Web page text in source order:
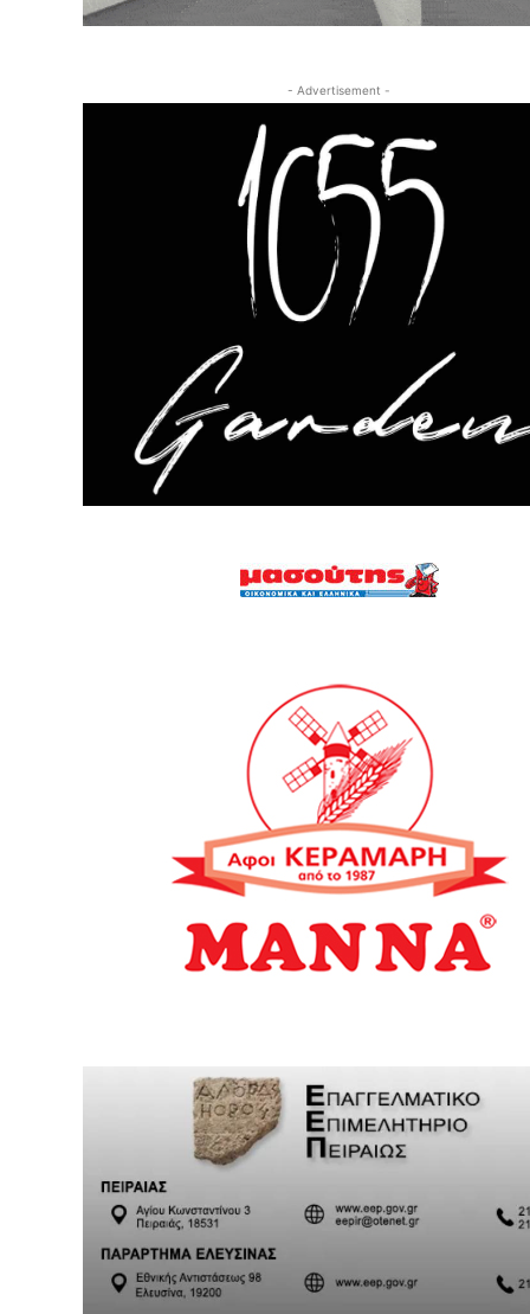
- Advertisement -